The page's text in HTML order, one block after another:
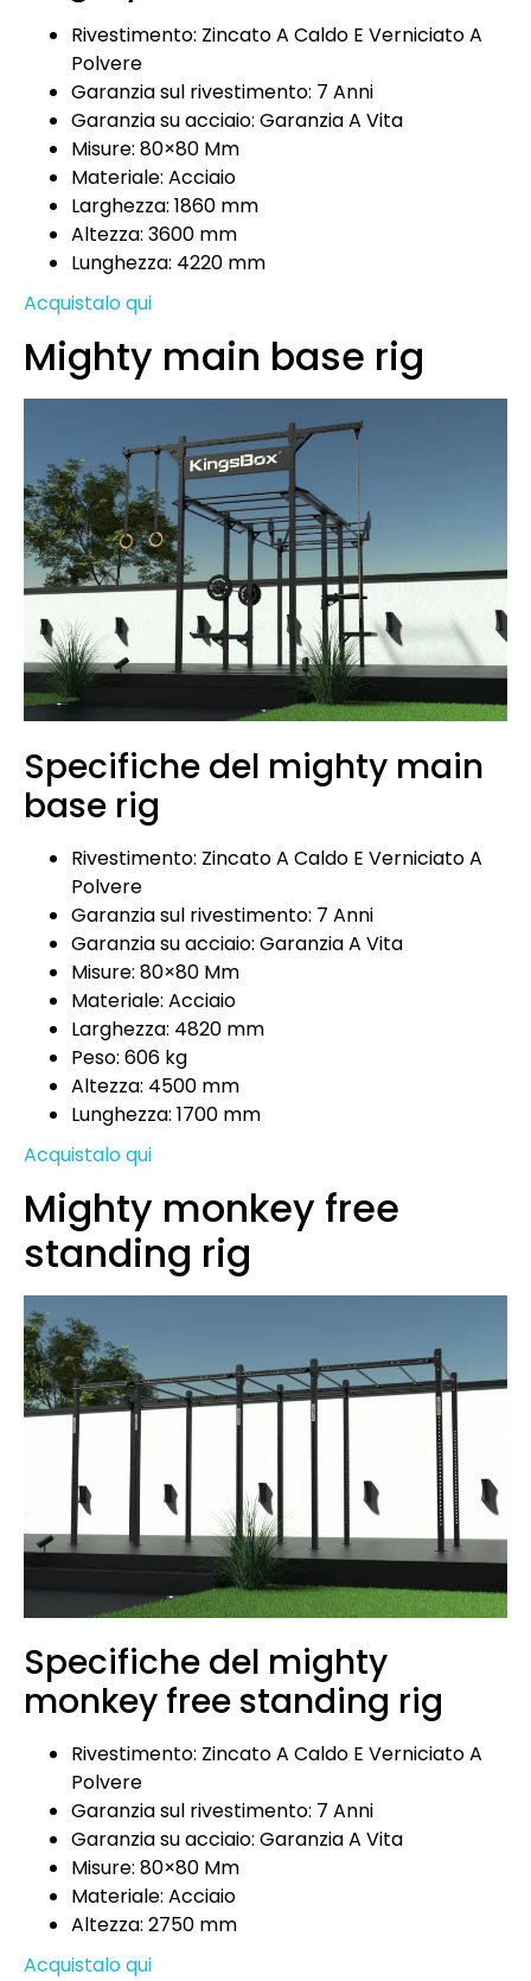
Rivestimento: Zincato A Caldo E Verniciato A
Polvere
Garanzia sul rivestimento: 7 Anni
Garanzia su acciaio: Garanzia A Vita
Misure: 80×80 Mm
Materiale: Acciaio
Larghezza: 1860 mm
Altezza: 3600 mm
Lunghezza: 4220 mm
Acquistalo qui
Mighty main base rig
Specifiche del mighty main
base rig
Rivestimento: Zincato A Caldo E Verniciato A
Polvere
Garanzia sul rivestimento: 7 Anni
Garanzia su acciaio: Garanzia A Vita
Misure: 80×80 Mm
Materiale: Acciaio
Larghezza: 4820 mm
Peso: 606 kg
Altezza: 4500 mm
Lunghezza: 1700 mm
Acquistalo qui
Mighty monkey free
standing rig
Specifiche del mighty
monkey free standing rig
Rivestimento: Zincato A Caldo E Verniciato A
Polvere
Garanzia sul rivestimento: 7 Anni
Garanzia su acciaio: Garanzia A Vita
Misure: 80×80 Mm
Materiale: Acciaio
Altezza: 2750 mm
Acquistalo qui